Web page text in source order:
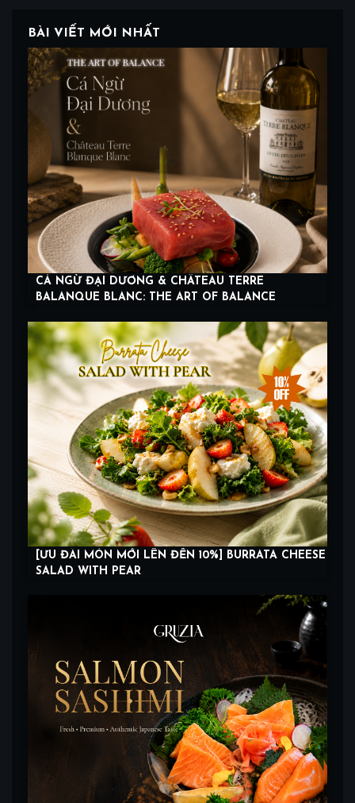
BÀI VIẾT MỚI NHẤT
CÁ NGỪ ĐẠI DƯƠNG & CHÂTEAU TERRE
BALANQUE BLANC: THE ART OF BALANCE
[ƯU ĐÃI MÓN MỚI LÊN ĐẾN 10%] BURRATA CHEESE
SALAD WITH PEAR